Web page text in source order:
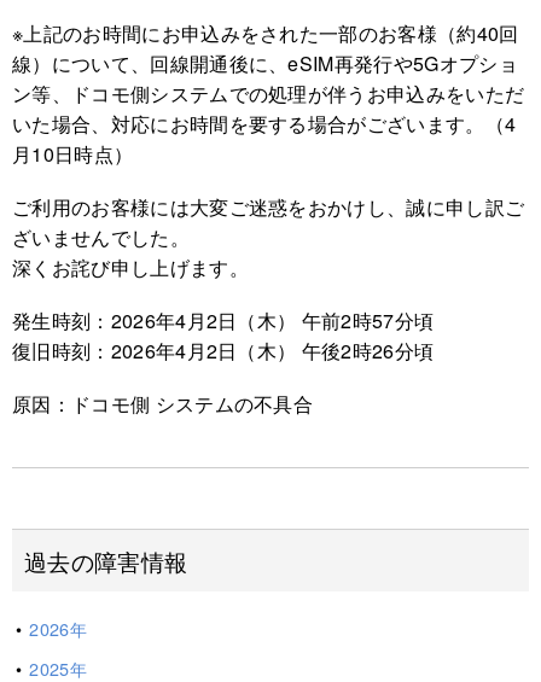
※上記のお時間にお申込みをされた一部のお客様（約40回
線）について、回線開通後に、eSIM再発行や5Gオプショ
ン等、ドコモ側システムでの処理が伴うお申込みをいただ
いた場合、対応にお時間を要する場合がございます。（4
月10日時点）
ご利用のお客様には大変ご迷惑をおかけし、誠に申し訳ご
ざいませんでした。
深くお詫び申し上げます。
発生時刻：2026年4月2日（木） 午前2時57分頃
復旧時刻：2026年4月2日（木） 午後2時26分頃
原因：ドコモ側 システムの不具合
過去の障害情報
2026年
2025年